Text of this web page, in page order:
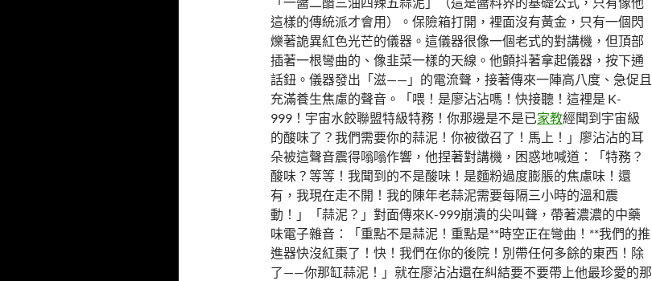
這樣的傳統派才會用）。保險箱打開，裡面沒有黃金，只有一個閃
爍著詭異紅色光芒的儀器。這儀器很像一個老式的對講機，但頂部
插著一根彎曲的、像韭菜一樣的天線。他顫抖著拿起儀器，按下通
話鈕。儀器發出「滋——」的電流聲，接著傳來一陣高八度、急促且
充滿養生焦慮的聲音。「喂！是廖沾沾嗎！快接聽！這裡是 K-
999！宇宙水餃聯盟特級特務！你那邊是不是已家教經聞到宇宙級
的酸味了？我們需要你的蒜泥！你被徵召了！馬上！」廖沾沾的耳
朵被這聲音震得嗡嗡作響，他捏著對講機，困惑地喊道：「特務？
酸味？等等！我聞到的不是酸味！是麵粉過度膨脹的焦慮味！還
有，我現在走不開！我的陳年老蒜泥需要每隔三小時的溫和震
動！」「蒜泥？」對面傳來K-999崩潰的尖叫聲，帶著濃濃的中藥
味電子雜音：「重點不是蒜泥！重點是**時空正在彎曲！**我們的推
進器快沒紅棗了！快！我們在你的後院！別帶任何多餘的東西！除
了——你那缸蒜泥！」就在廖沾沾還在糾結要不要帶上他最珍愛的那